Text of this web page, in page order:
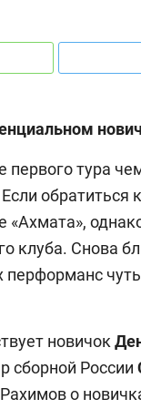
первого тура
обратиться
«Ахмата»,
клуба. Снова
перформанс
новичок
сборной России
о